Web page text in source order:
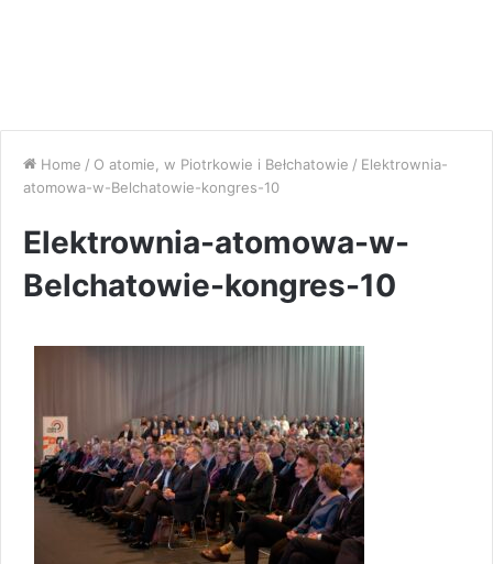
Home / O atomie, w Piotrkowie i Bełchatowie / Elektrownia-
atomowa-w-Belchatowie-kongres-10
Elektrownia-atomowa-w-
Belchatowie-kongres-10